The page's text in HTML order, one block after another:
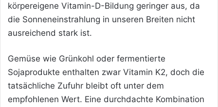
körpereigene Vitamin-D-Bildung geringer aus, da
die Sonneneinstrahlung in unseren Breiten nicht
ausreichend stark ist.
Gemüse wie Grünkohl oder fermentierte
Sojaprodukte enthalten zwar Vitamin K2, doch die
tatsächliche Zufuhr bleibt oft unter dem
empfohlenen Wert. Eine durchdachte Kombination